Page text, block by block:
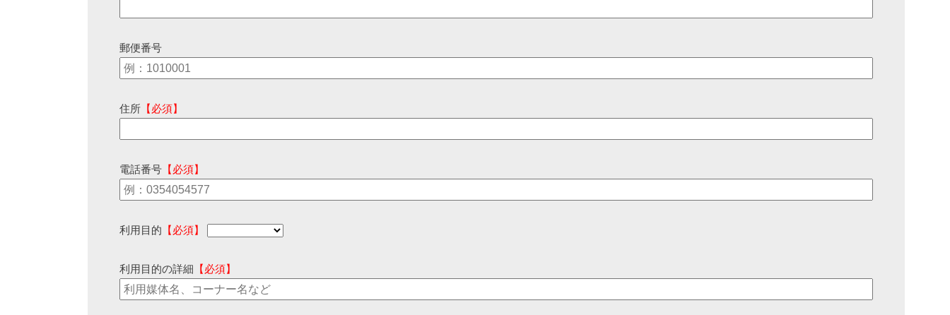
郵便番号
住所 【必須】
電話番号 【必須】
利用目的 【必須】
利用目的の詳細 【必須】